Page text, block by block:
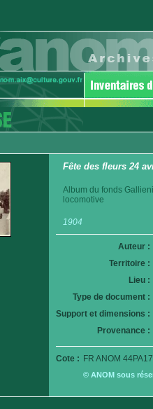
Fête des fleurs 24
Album du fonds
locomotive
1904
Auteur :
Territoire :
Lieu :
Type de document :
Support et dimensions :
Provenance :
Cote : FR ANOM
© ANOM sous